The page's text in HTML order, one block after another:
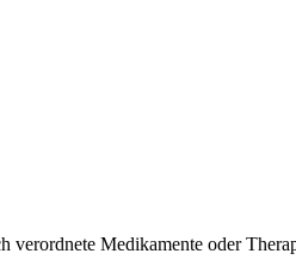
Medikamente oder